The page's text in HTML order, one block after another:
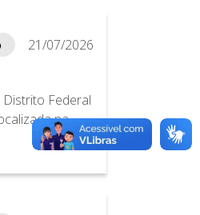
21/07/2026
Federal
na